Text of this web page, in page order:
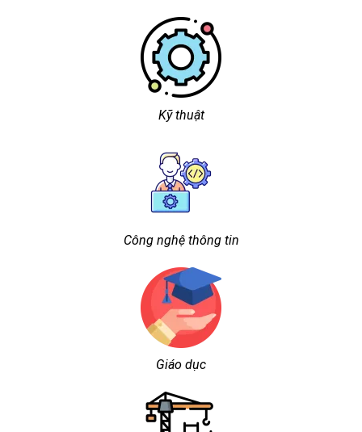
Kỹ thuật
Công nghệ thông tin
Giáo dục